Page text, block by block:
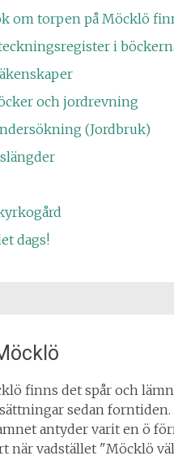
om torpen på Möcklö
i
och jordrevning
(Jordbruk)
dags!
finns det spår och
sedan
antyder varit en ö
när vadstället "Möcklö